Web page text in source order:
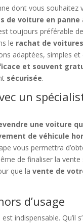
dont vous souhaitez
de voiture en panne
toujours préférable
le rachat de
adaptées, simples
et souvent
sécurisée.
un
une voiture
de véhicule
vous permettra
de finaliser la vente
que lavente de
d’usage
indispensable. Qu’il